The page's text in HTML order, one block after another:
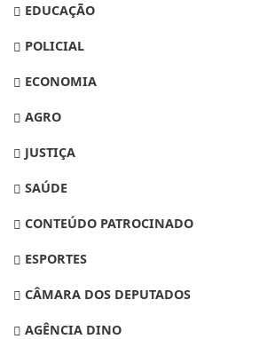
EDUCAÇÃO
POLICIAL
ECONOMIA
AGRO
JUSTIÇA
SAÚDE
CONTEÚDO PATROCINADO
ESPORTES
CÂMARA DOS DEPUTADOS
AGÊNCIA DINO